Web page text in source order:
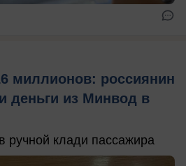
миллионов: россиянин
деньги из Минвод в
ручной клади пассажира